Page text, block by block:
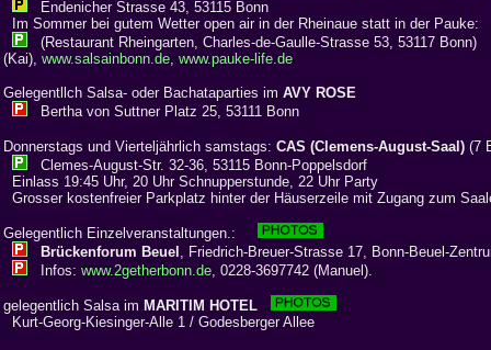
Endenicher Strasse 43, 53115 Bonn
Im Sommer bei gutem Wetter open air in der Rheinaue statt in der Pauke:
(Restaurant Rheingarten, Charles-de-Gaulle-Strasse 53, 53117 Bonn)
(Kai), www.salsainbonn.de, www.pauke-life.de
Gelegentllch Salsa- oder Bachataparties im AVY ROSE
Bertha von Suttner Platz 25, 53111 Bonn
Donnerstags und Vierteljährlich samstags: CAS (Clemens-August-Saal) (7
Clemes-August-Str. 32-36, 53115 Bonn-Poppelsdorf
Einlass 19:45 Uhr, 20 Uhr Schnupperstunde, 22 Uhr Party
Grosser kostenfreier Parkplatz hinter der Häuserzeile mit Zugang zum
Gelegentlich Einzelveranstaltungen.:
Brückenforum Beuel , Friedrich-Breuer-Strasse 17, Bonn-Beuel-
Infos: www.2getherbonn.de, 0228-3697742 (Manuel).
gelegentlich Salsa im MARITIM HOTEL
Kurt-Georg-Kiesinger-Alle 1 / Godesberger Allee